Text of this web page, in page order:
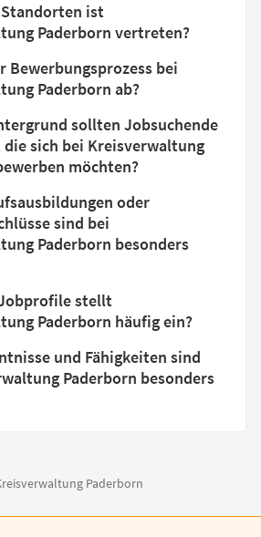
ist
Paderborn vertreten?
Bewerbungsprozess bei
Paderborn ab?
sollten Jobsuchende
sich bei Kreisverwaltung
möchten?
oder
sind bei
Paderborn besonders
stellt
Paderborn häufig ein?
und Fähigkeiten sind
Paderborn besonders
Paderborn